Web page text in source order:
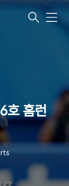
메
호 홈런